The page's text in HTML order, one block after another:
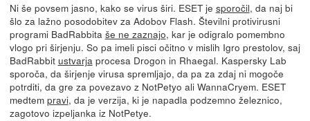
Ni še povsem jasno, kako se virus širi. ESET je sporočil, da naj bi
šlo za lažno posodobitev za Adobov Flash. Številni protivirusni
programi BadRabbita še ne zaznajo, kar je odigralo pomembno
vlogo pri širjenju. So pa imeli pisci očitno v mislih Igro prestolov, saj
BadRabbit ustvarjaprocesa Drogon in Rhaegal. Kaspersky Lab
sporoča, da širjenje virusa spremljajo, da pa za zdaj ni mogoče
potrditi, da gre za povezavo z NotPetyo ali WannaCryem. ESET
medtem pravi, da je verzija, ki je napadla podzemno železnico,
zagotovo izpeljanka iz NotPetye.